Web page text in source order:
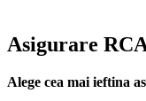
Asigurare
Alege cea mai ieftina